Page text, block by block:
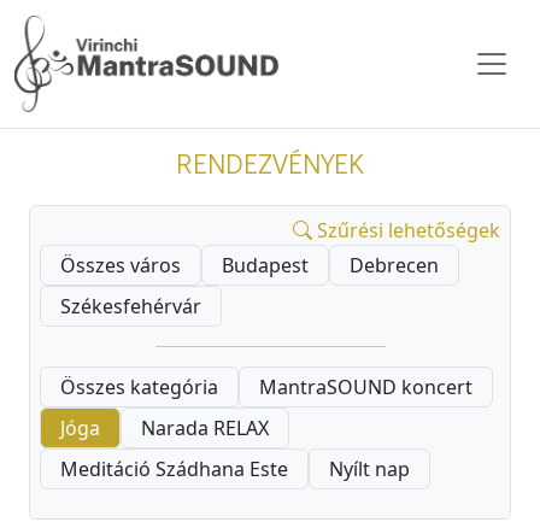
RENDEZVÉNYEK
Szűrési lehetőségek
Összes város
Budapest
Debrecen
Székesfehérvár
Összes kategória
MantraSOUND koncert
Jóga
Narada RELAX
Meditáció Szádhana Este
Nyílt nap